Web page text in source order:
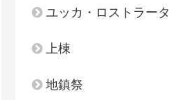
ユッカ・ロストラータ
上棟
地鎮祭